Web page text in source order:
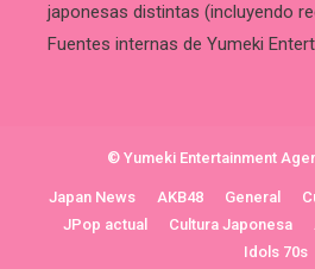
japonesas distintas (incluyendo
Fuentes internas de Yumeki
© Yumeki Entertainment
Japan News AKB48 General
JPop actual
Cultura Japonesa
Idols 70s